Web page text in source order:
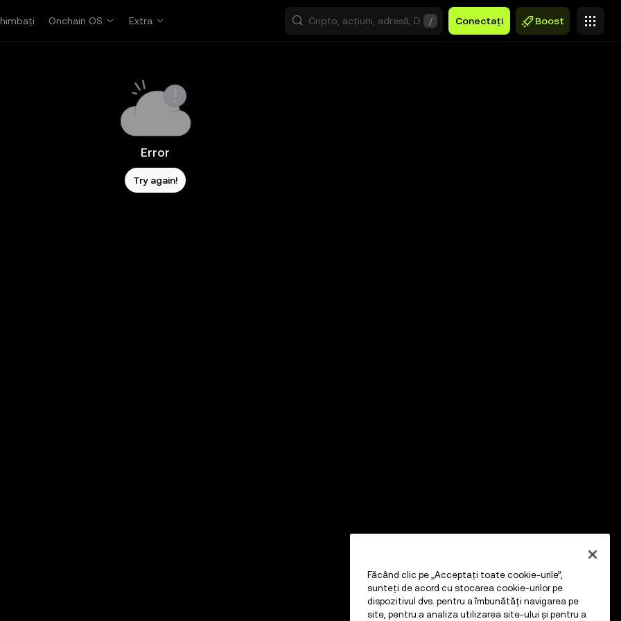
Onchain OS Extra / Conectați Boost
Error
Try again!
Făcând clic pe „Acceptați toate cookie-urile”,
sunteți de acord cu stocarea cookie-urilor pe
dispozitivul dvs. pentru a îmbunătăți navigarea pe
site, pentru a analiza utilizarea site-ului și pentru a